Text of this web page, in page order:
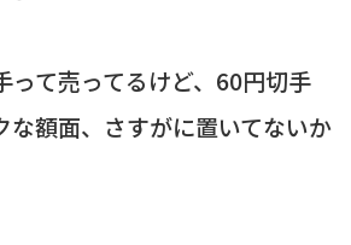
って売ってるけど、60円切手
な額面、さすがに置いてないか